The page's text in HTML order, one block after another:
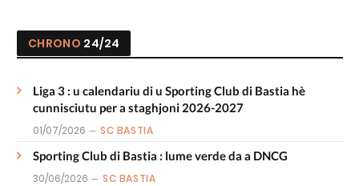
CHRONO 24/24
Liga 3 : u calendariu di u Sporting Club di Bastia hè
cunnisciutu per a staghjoni 2026-2027
01/07/2026 SC BASTIA
Sporting Club di Bastia : lume verde da a DNCG
30/06/2026 SC BASTIA